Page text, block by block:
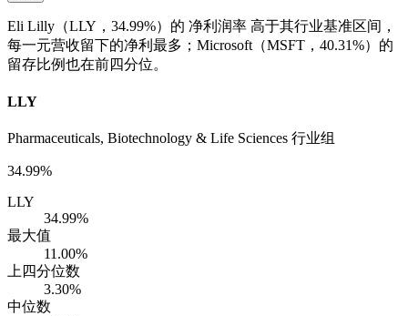
Eli Lilly（LLY，34.99%）的 净利润率 高于其行业基准区间，
每一元营收留下的净利最多；Microsoft（MSFT，40.31%）的
留存比例也在前四分位。
LLY
Pharmaceuticals, Biotechnology & Life Sciences 行业组
34.99%
LLY
34.99%
最大值
11.00%
上四分位数
3.30%
中位数